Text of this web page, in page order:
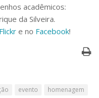
acadêmicos:
da Silveira.
Flickr e no Facebook!
evento
homenagem